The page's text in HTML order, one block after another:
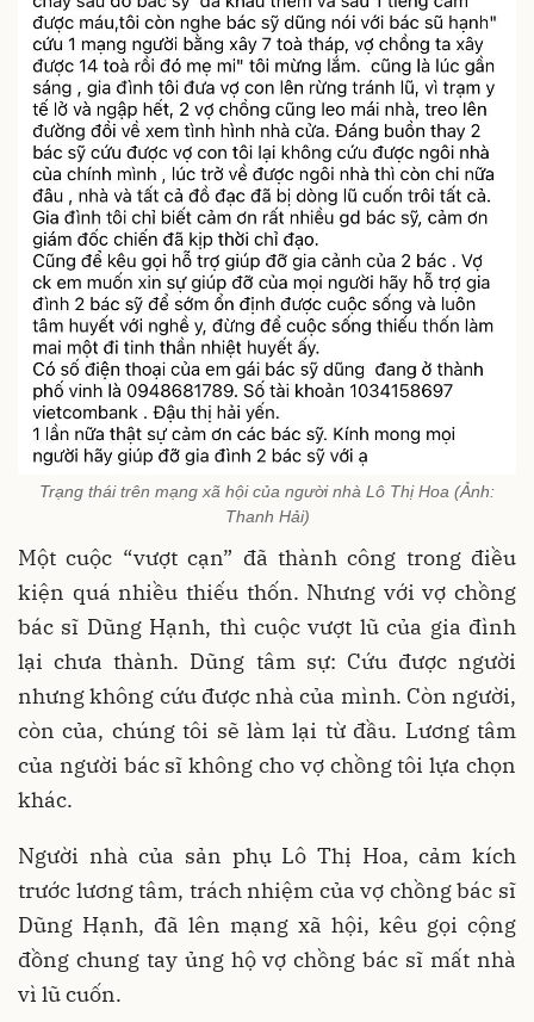
Trạng thái trên mạng xã hội của người nhà Lô Thị Hoa (Ảnh:
Thanh Hải)
Một cuộc “vượt cạn” đã thành công trong điều
kiện quá nhiều thiếu thốn. Nhưng với vợ chồng
bác sĩ Dũng Hạnh, thì cuộc vượt lũ của gia đình
lại chưa thành. Dũng tâm sự: Cứu được người
nhưng không cứu được nhà của mình. Còn người,
còn của, chúng tôi sẽ làm lại từ đầu. Lương tâm
của người bác sĩ không cho vợ chồng tôi lựa chọn
khác.
Người nhà của sản phụ Lô Thị Hoa, cảm kích
trước lương tâm, trách nhiệm của vợ chồng bác sĩ
Dũng Hạnh, đã lên mạng xã hội, kêu gọi cộng
đồng chung tay ủng hộ vợ chồng bác sĩ mất nhà
vì lũ cuốn.